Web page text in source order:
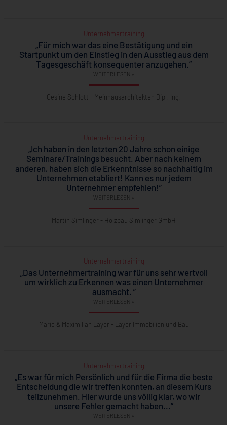
Unternehmertraining
„Für mich war das eine Bestätigung und ein
Startpunkt um den Einstieg in den Ausstieg aus dem
Tagesgeschäft konsequenter anzugehen.”
WEITERLESEN »
Gesine Schlott - Meinhausarchitekten Dipl. Ing.
Unternehmertraining
„Ich haben in den letzten 20 Jahre schon einige
Seminare/Trainings besucht. Aber nach keinem
anderen, haben sich die Erkenntnisse so nachhaltig im
Unternehmen etabliert! Kann es nur jedem
Unternehmer empfehlen!”
WEITERLESEN »
Martin Simlinger - Holzbau Simlinger GmbH
Unternehmertraining
„Das Unternehmertraining war für uns sehr wertvoll
um wirklich zu Erkennen was einen Unternehmer
ausmacht. ”
WEITERLESEN »
Marie & Maximilian Layer - Layer Immobilien und Bau
Unternehmertraining
„Es war für mich Persönlich und für die Firma die beste
Entscheidung die wir treffen konnten, an diesem Kurs
teilzunehmen. Hier wurde uns völlig klar, wo wir
unsere Fehler gemacht haben...”
WEITERLESEN »